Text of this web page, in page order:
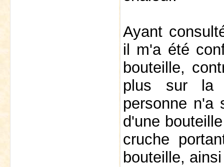
Ayant
il m'a été
bouteille,
plus sur la
personne n'a
d'une
cruche
bouteille,